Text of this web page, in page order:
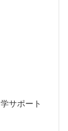
サポート